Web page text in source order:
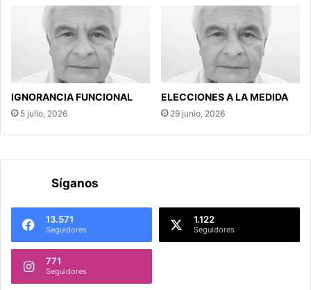
IGNORANCIA FUNCIONAL
5 julio, 2026
ELECCIONES A LA MEDIDA
29 junio, 2026
Síganos
13.571
Seguidores
1.122
Seguidores
771
Seguidores